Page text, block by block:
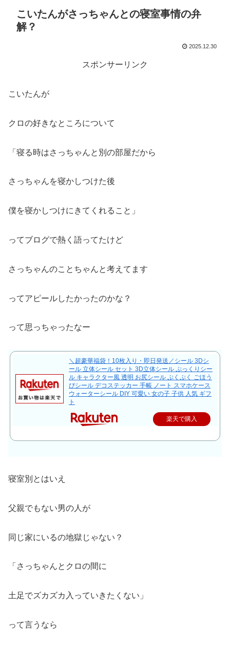
こいたんがさっちゃんとの寝室事情の弁
解？
2025.12.30
スポンサーリンク
こいたんが
クロの好きなところについて
「寝る時はさっちゃんと別の部屋だから
さっちゃんを寝かしつけた後
僕を寝かしつけにきてくれること」
ってブログで熱く語ってたけど
さっちゃんのことちゃんと考えてます
ってアピールしたかったのかな？
って思っちゃったなー
＼超豪華福袋！10枚入り・即日発送／シール 3Dシ
ール 立体シール セット 3D立体シール ぷっくりシー
ル キャラクター風 透明 お尻シール ぷくぷく ごほう
びシール デコステッカー 手帳 ノート スマホケース
ウォーターシール DIY 可愛い 女の子 子供 人気 ギフ
ト
楽天で購入
寝室別とはいえ
父親でもない男の人が
同じ家にいるの地獄じゃない？
「さっちゃんとクロの間に
土足でズカズカ入っていきたくない」
って言うなら